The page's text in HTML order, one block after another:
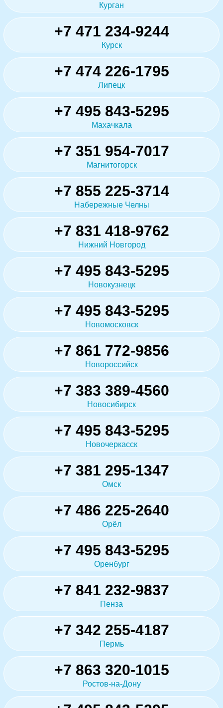
Курган
+7 471 234-9244
Курск
+7 474 226-1795
Липецк
+7 495 843-5295
Махачкала
+7 351 954-7017
Магнитогорск
+7 855 225-3714
Набережные Челны
+7 831 418-9762
Нижний Новгород
+7 495 843-5295
Новокузнецк
+7 495 843-5295
Новомосковск
+7 861 772-9856
Новороссийск
+7 383 389-4560
Новосибирск
+7 495 843-5295
Новочеркасск
+7 381 295-1347
Омск
+7 486 225-2640
Орёл
+7 495 843-5295
Оренбург
+7 841 232-9837
Пенза
+7 342 255-4187
Пермь
+7 863 320-1015
Ростов-на-Дону